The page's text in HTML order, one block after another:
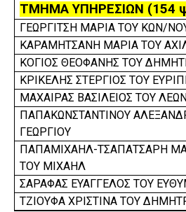
ΤΜΗΜΑ ΥΠΗΡΕΣΙΩΝ (154
ΓΕΩΡΓΙΤΣΗ ΜΑΡΙΑ ΤΟΥ ΚΩΝ/
ΚΑΡΑΜΗΤΣΑΝΗ ΜΑΡΙΑ ΤΟΥ
ΚΟΓΙΟΣ ΘΕΟΦΑΝΗΣ ΤΟΥ
ΚΡΙΚΕΛΗΣ ΣΤΕΡΓΙΟΣ ΤΟΥ
ΜΑΧΑΙΡΑΣ ΒΑΣΙΛΕΙΟΣ ΤΟΥ
ΠΑΠΑΚΩΝΣΤΑΝΤΙΝΟΥ
ΓΕΩΡΓΙΟΥ
ΠΑΠΑΜΙΧΑΗΛ-ΤΣΑΠΑΤΣΑΡΗ
ΤΟΥ ΜΙΧΑΗΛ
ΣΑΡΑΦΑΣ ΕΥΑΓΓΕΛΟΣ ΤΟΥ
ΤΖΙΟΥΦΑ ΧΡΙΣΤΙΝΑ ΤΟΥ